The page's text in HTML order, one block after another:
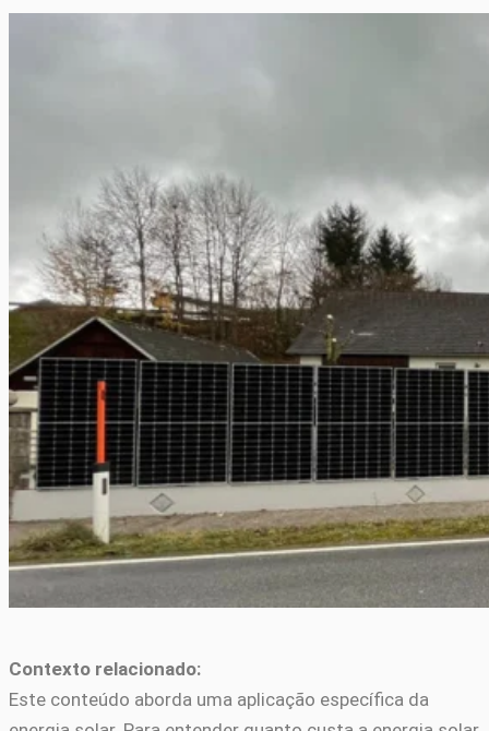
Contexto relacionado:
Este conteúdo aborda uma aplicação específica da